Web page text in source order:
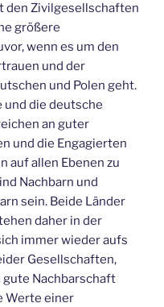
den Zivilgesellschaften
größere
wenn es um den
und der
und Polen geht.
und die deutsche
an guter
und die Engagierten
auf allen Ebenen zu
Nachbarn und
sein. Beide Länder
daher in der
immer wieder aufs
Gesellschaften,
gute Nachbarschaft
Werte einer